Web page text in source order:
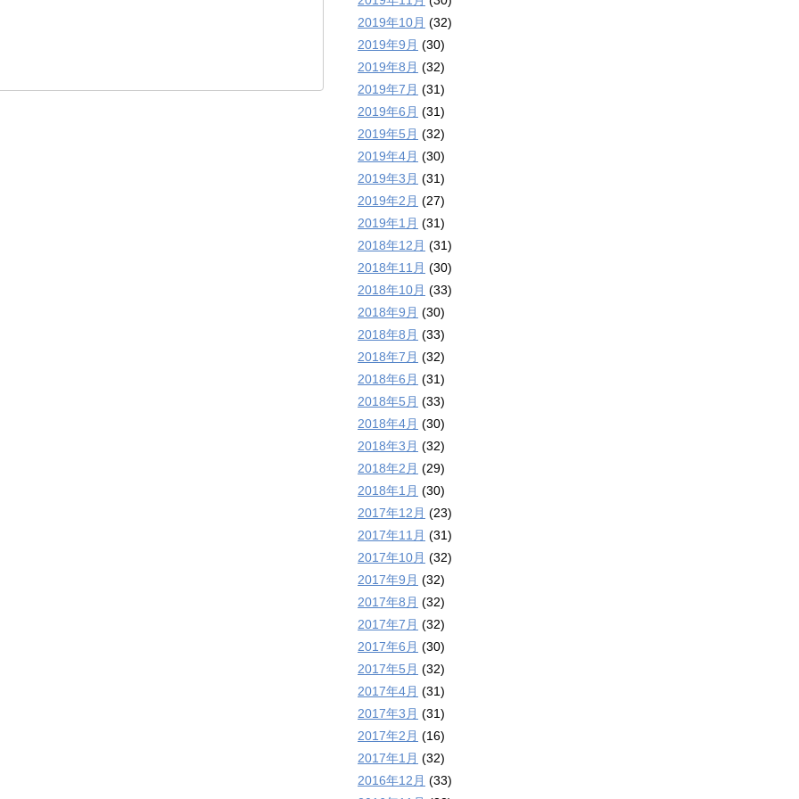
2019年10月 (32)
2019年9月 (30)
2019年8月 (32)
2019年7月 (31)
2019年6月 (31)
2019年5月 (32)
2019年4月 (30)
2019年3月 (31)
2019年2月 (27)
2019年1月 (31)
2018年12月 (31)
2018年11月 (30)
2018年10月 (33)
2018年9月 (30)
2018年8月 (33)
2018年7月 (32)
2018年6月 (31)
2018年5月 (33)
2018年4月 (30)
2018年3月 (32)
2018年2月 (29)
2018年1月 (30)
2017年12月 (23)
2017年11月 (31)
2017年10月 (32)
2017年9月 (32)
2017年8月 (32)
2017年7月 (32)
2017年6月 (30)
2017年5月 (32)
2017年4月 (31)
2017年3月 (31)
2017年2月 (16)
2017年1月 (32)
2016年12月 (33)